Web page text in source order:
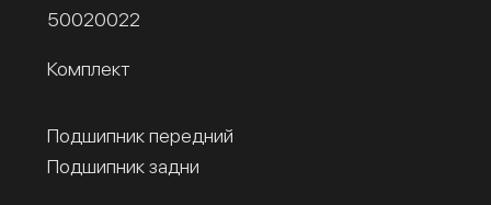
50020022
Комплект
Подшипник передний
Подшипник задни